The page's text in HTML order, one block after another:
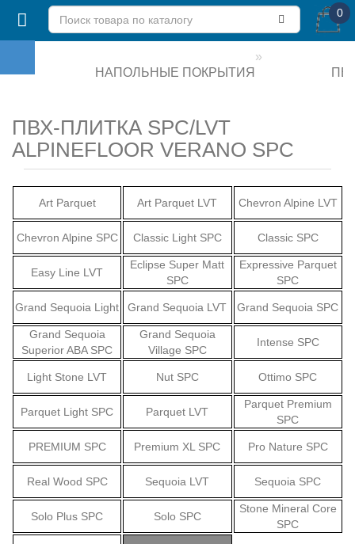
0
НАПОЛЬНЫЕ ПОКРЫТИЯ
ПВХ-ПЛИТКА SPC/LVT
ALPINEFLOOR VERANO SPC
Art Parquet Art Parquet LVT Chevron Alpine LVT
Chevron Alpine SPC Classic Light SPC Classic SPC
Easy Line LVT
Eclipse Super Matt
SPC
Expressive Parquet
SPC
Grand Sequoia Light Grand Sequoia LVT Grand Sequoia SPC
Grand Sequoia
Superior ABA SPC
Grand Sequoia
Village SPC
Intense SPC
Light Stone LVT Nut SPC Ottimo SPC
Parquet Light SPC Parquet LVT
Parquet Premium
SPC
PREMIUM SPC Premium XL SPC Pro Nature SPC
Real Wood SPC Sequoia LVT Sequoia SPC
Solo Plus SPC Solo SPC
Stone Mineral Core
SPC